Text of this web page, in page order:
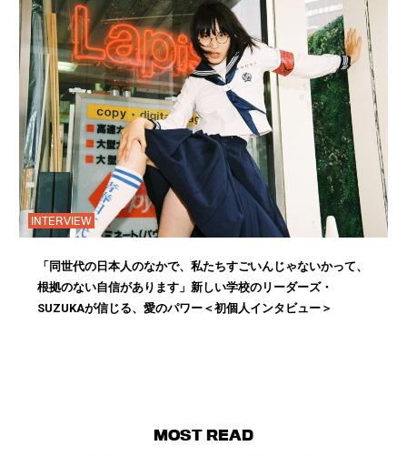
INTERVIEW
「同世代の日本人のなかで、私たちすごいんじゃないかって、
根拠のない自信があります」新しい学校のリーダーズ・
SUZUKAが信じる、愛のパワー＜初個人インタビュー＞
MOST READ